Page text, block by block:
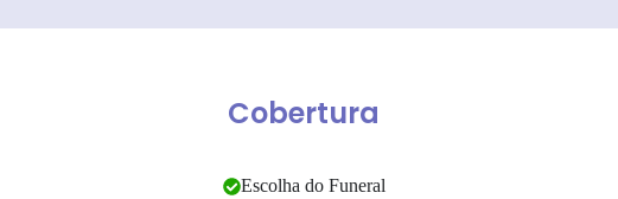
Cobertura
Escolha do Funeral